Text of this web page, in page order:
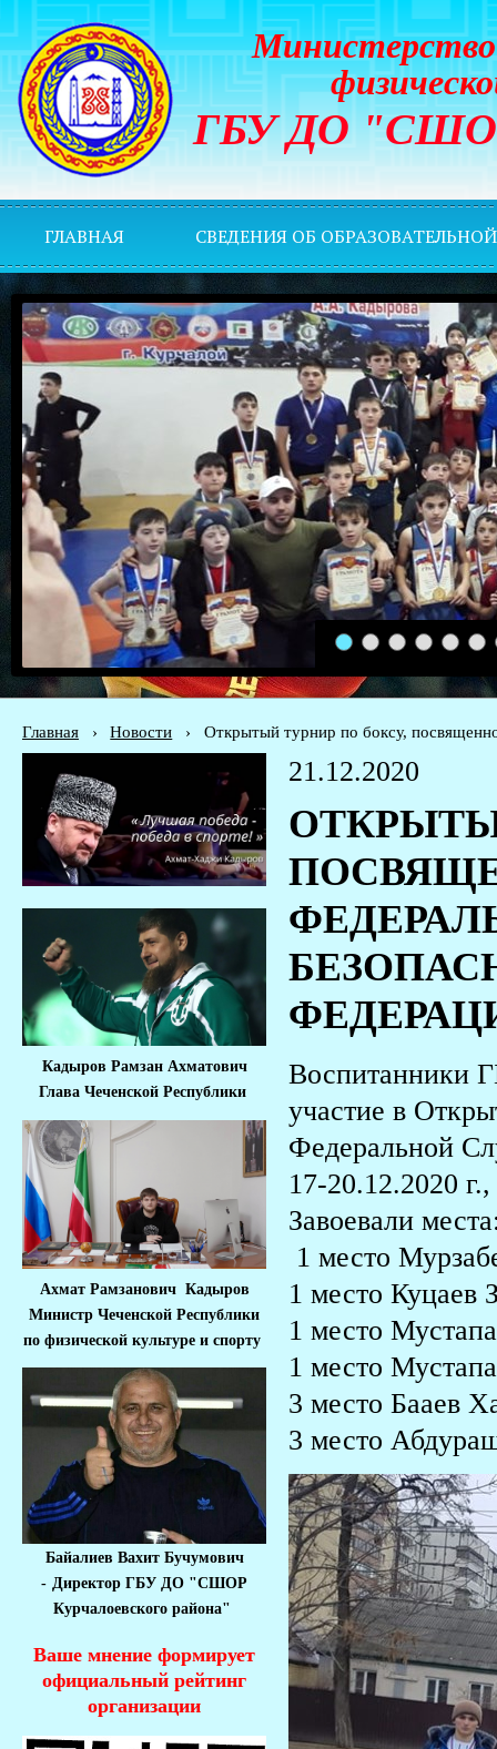
Министерство
ГБУ ДО "СШОР
ГЛАВНАЯ СВЕДЕНИЯ ОБ
1 2 3 4 5 6
Главная › Новости › Открытый турнир по боксу,
Кадыров Рамзан Ахматович
Глава Чеченской Республики
Ахмат Рамзанович Кадыров
Министр Чеченской Республики
по физической культуре и спорту
Байалиев Вахит Бучумович
- Директор ГБУ ДО "СШОР
Курчалоевского района"
Ваше мнение формирует
официальный рейтинг
организации
21.12.2020
Воспитанники
участие в
Федеральной
17-20.12.2020
Завоевали
1 место
1 место Куцаев
1 место
1 место
3 место Бааев
3 место